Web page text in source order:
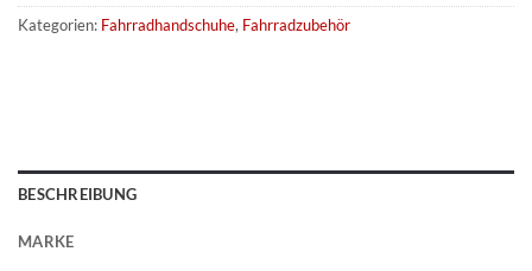
Kategorien: Fahrradhandschuhe, Fahrradzubehör
BESCHREIBUNG
MARKE